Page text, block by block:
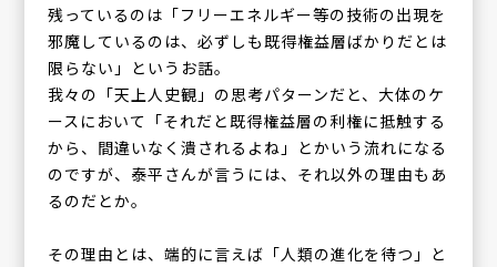
残っているのは「フリーエネルギー等の技術の出現を
邪魔しているのは、必ずしも既得権益層ばかりだとは
限らない」というお話。
我々の「天上人史観」の思考パターンだと、大体のケ
ースにおいて「それだと既得権益層の利権に抵触する
から、間違いなく潰されるよね」とかいう流れになる
のですが、泰平さんが言うには、それ以外の理由もあ
るのだとか。
その理由とは、端的に言えば「人類の進化を待つ」と